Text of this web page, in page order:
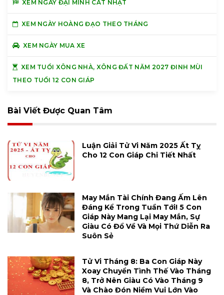
XEM NGÀY ĐẠI MINH CÁT NHẬT
XEM NGÀY HOÀNG ĐẠO THEO THÁNG
XEM NGÀY MUA XE
XEM TUỔI XÔNG NHÀ, XÔNG ĐẤT NĂM 2027 ĐINH MÙI
THEO TUỔI 12 CON GIÁP
Bài Viết Được Quan Tâm
Luận Giải Tử Vi Năm 2025 Ất Tỵ
Cho 12 Con Giáp Chi Tiết Nhất
May Mắn Tài Chính Đang Ấm Lên
Đáng Kể Trong Tuần Tới! 5 Con
Giáp Này Mang Lại May Mắn, Sự
Giàu Có Đổ Về Và Mọi Thứ Diễn Ra
Suôn Sẻ
Tử Vi Tháng 8: Ba Con Giáp Này
Xoay Chuyển Tình Thế Vào Tháng
8, Trở Nên Giàu Có Vào Tháng 9
Và Chào Đón Niềm Vui Lớn Vào